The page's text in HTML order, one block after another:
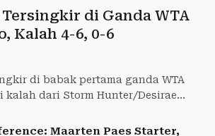
di Ganda WTA
Kalah 4-6, 0-6
di babak pertama ganda WTA
kalah dari Storm Hunter/Desirae
Maarten Paes Starter,